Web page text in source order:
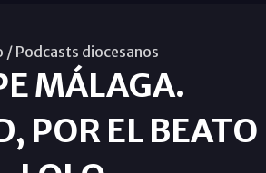
/ Podcasts diocesanos
MÁLAGA.
POR EL BEATO